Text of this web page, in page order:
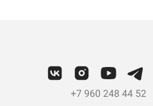
+7 960 248 44 52